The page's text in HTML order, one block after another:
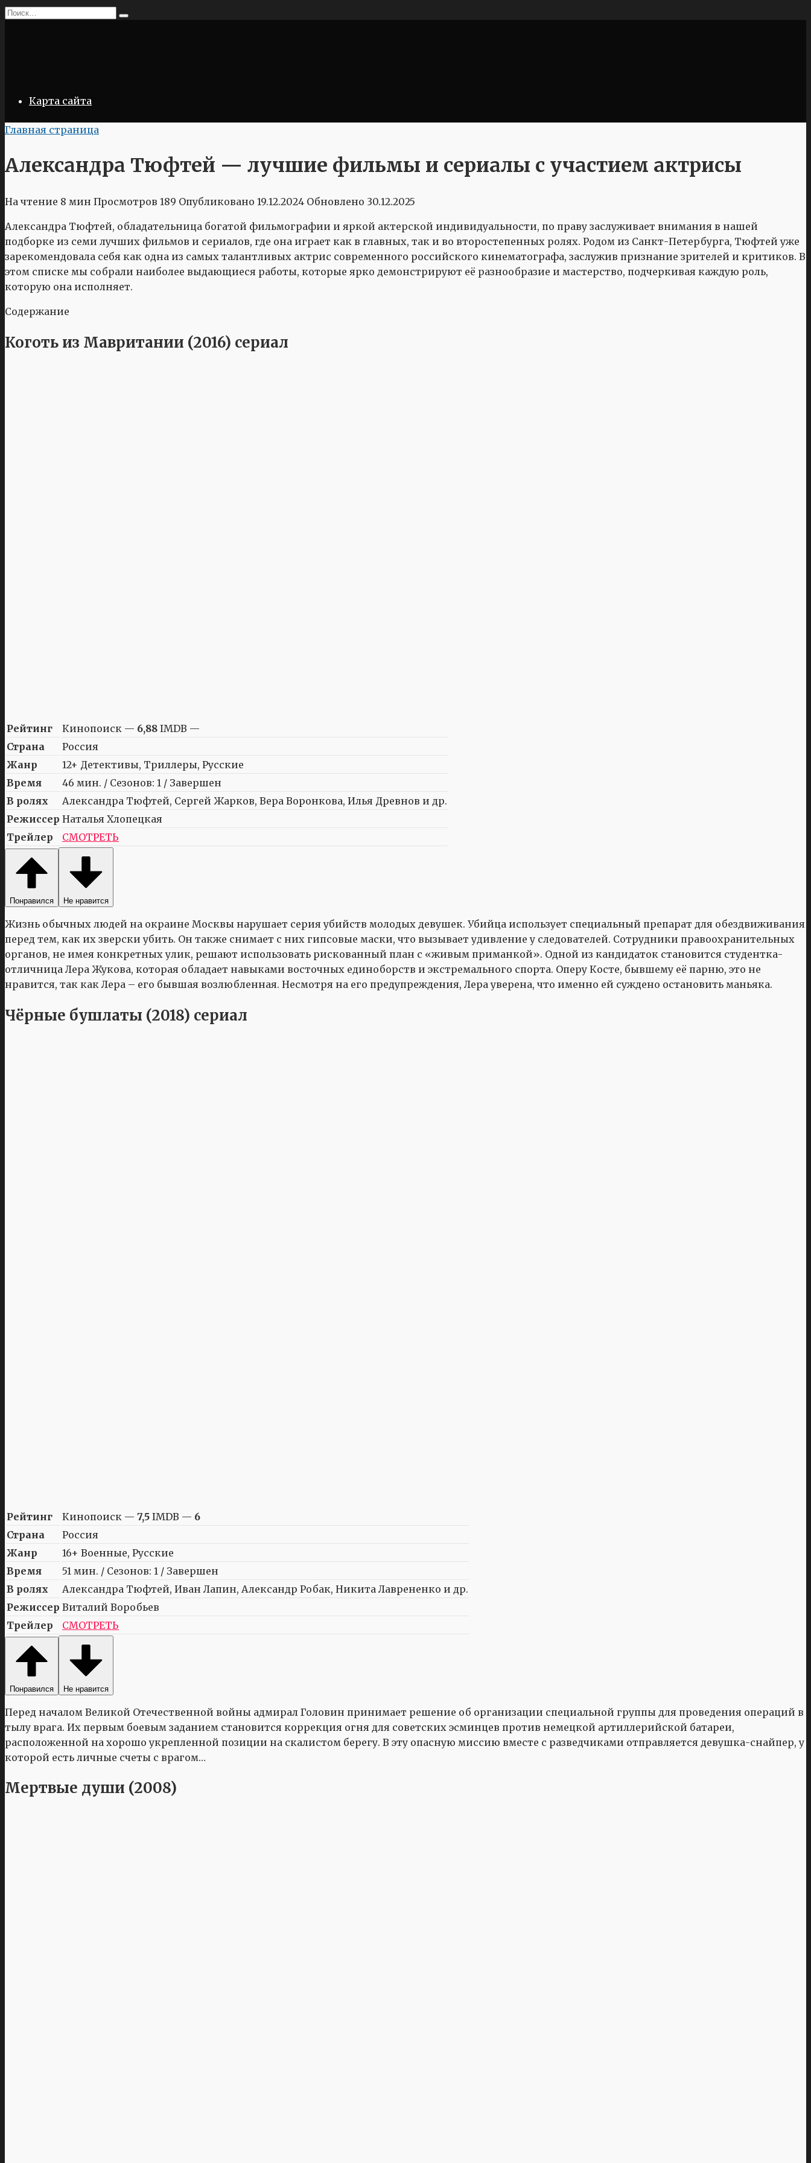
Перейти
Search
Карта сайта
Главная страница
Александра Тюфтей — лучшие фильмы и сериалы с участием актрисы
На чтение 8 мин Просмотров 189 Опубликовано 19.12.2024 Обновлено 30.12.2025
Александра Тюфтей, обладательница богатой фильмографии и яркой актерской индивидуальности, по праву заслуживает внимания в нашей
подборке из семи лучших фильмов и сериалов, где она играет как в главных, так и во второстепенных ролях. Родом из Санкт-Петербурга, Тюфтей уже
зарекомендовала себя как одна из самых талантливых актрис современного российского кинематографа, заслужив признание зрителей и критиков. В
этом списке мы собрали наиболее выдающиеся работы, которые ярко демонстрируют её разнообразие и мастерство, подчеркивая каждую роль,
которую она исполняет.
Содержание
Коготь из Мавритании (2016) сериал
Рейтинг Кинопоиск — 6,88 IMDB —
Страна
Россия
Жанр
12+ Детективы, Триллеры, Русские
Время
46 мин. / Сезонов: 1 / Завершен
В ролях
Александра Тюфтей, Сергей Жарков, Вера Воронкова, Илья Древнов и др.
Режиссер Наталья Хлопецкая
Трейлер
СМОТРЕТЬ
Понравился Не нравится
Жизнь обычных людей на окраине Москвы нарушает серия убийств молодых девушек. Убийца использует специальный препарат для обездвиживания
перед тем, как их зверски убить. Он также снимает с них гипсовые маски, что вызывает удивление у следователей. Сотрудники правоохранительных
органов, не имея конкретных улик, решают использовать рискованный план с «живым приманкой». Одной из кандидаток становится студентка-
отличница Лера Жукова, которая обладает навыками восточных единоборств и экстремального спорта. Оперу Косте, бывшему её парню, это не
нравится, так как Лера – его бывшая возлюбленная. Несмотря на его предупреждения, Лера уверена, что именно ей суждено остановить маньяка.
Чёрные бушлаты (2018) сериал
Рейтинг Кинопоиск — 7,5 IMDB — 6
Страна
Россия
Жанр
16+ Военные, Русские
Время
51 мин. / Сезонов: 1 / Завершен
В ролях
Александра Тюфтей, Иван Лапин, Александр Робак, Никита Лаврененко и др.
Режиссер Виталий Воробьев
Трейлер
СМОТРЕТЬ
Понравился Не нравится
Перед началом Великой Отечественной войны адмирал Головин принимает решение об организации специальной группы для проведения операций в
тылу врага. Их первым боевым заданием становится коррекция огня для советских эсминцев против немецкой артиллерийской батареи,
расположенной на хорошо укрепленной позиции на скалистом берегу. В эту опасную миссию вместе с разведчиками отправляется девушка-снайпер, у
которой есть личные счеты с врагом…
Мертвые души (2008)